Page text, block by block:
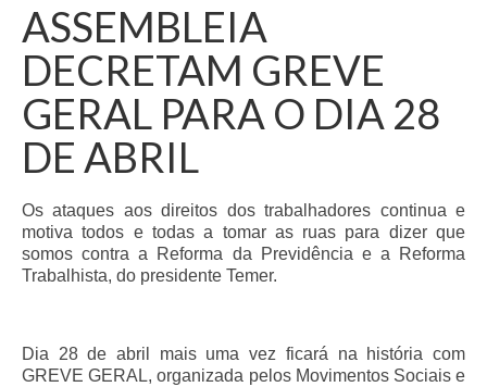
ASSEMBLEIA
DECRETAM GREVE
GERAL PARA O DIA 28
DE ABRIL
Os ataques aos direitos dos trabalhadores continua e
motiva todos e todas a tomar as ruas para dizer que
somos contra a Reforma da Previdência e a Reforma
Trabalhista, do presidente Temer.
Dia 28 de abril mais uma vez ficará na história com
GREVE GERAL, organizada pelos Movimentos Sociais e